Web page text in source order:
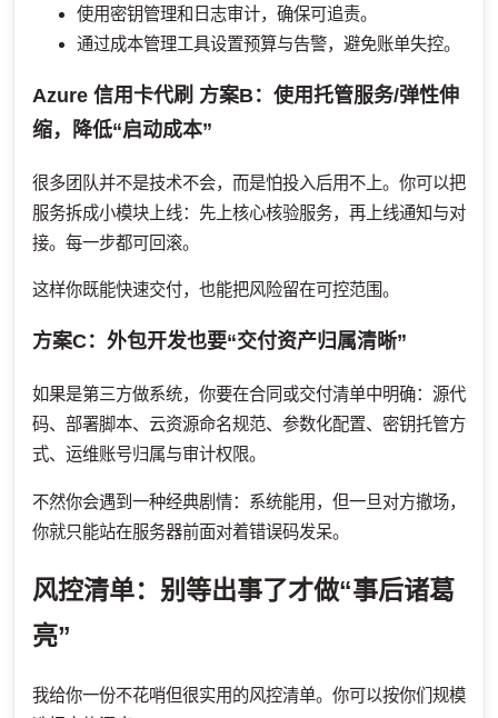
使用密钥管理和日志审计，确保可追责。
通过成本管理工具设置预算与告警，避免账单失控。
Azure 信用卡代刷 方案B：使用托管服务/弹性伸
缩，降低“启动成本”
很多团队并不是技术不会，而是怕投入后用不上。你可以把
服务拆成小模块上线：先上核心核验服务，再上线通知与对
接。每一步都可回滚。
这样你既能快速交付，也能把风险留在可控范围。
方案C：外包开发也要“交付资产归属清晰”
如果是第三方做系统，你要在合同或交付清单中明确：源代
码、部署脚本、云资源命名规范、参数化配置、密钥托管方
式、运维账号归属与审计权限。
不然你会遇到一种经典剧情：系统能用，但一旦对方撤场，
你就只能站在服务器前面对着错误码发呆。
风控清单：别等出事了才做“事后诸葛
亮”
我给你一份不花哨但很实用的风控清单。你可以按你们规模